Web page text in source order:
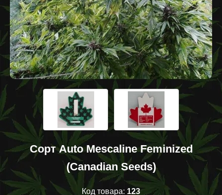
Сорт Auto Mescaline Feminized
(Canadian Seeds)
Код товара: 123